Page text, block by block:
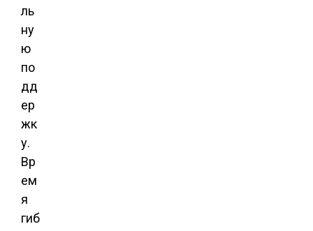
ль
ну
ю
по
дд
ер
жк
у.
Вр
ем
я
гиб